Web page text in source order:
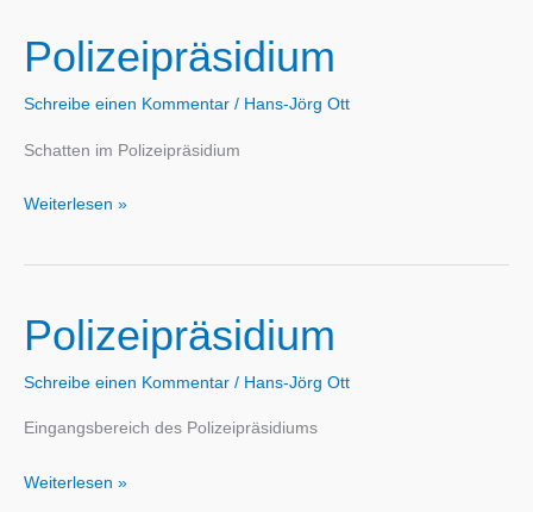
Polizeipräsidium
Schreibe einen Kommentar / Hans-Jörg Ott
Schatten im Polizeipräsidium
Polizeipräsidium
Weiterlesen »
Polizeipräsidium
Schreibe einen Kommentar / Hans-Jörg Ott
Eingangsbereich des Polizeipräsidiums
Polizeipräsidium
Weiterlesen »